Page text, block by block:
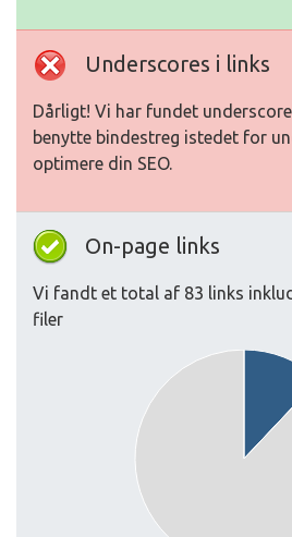
Underscores i links
Dårligt! Vi har fundet
benytte bindestreg istedet for
optimere din SEO.
On-page links
Vi fandt et total af 83 links
filer